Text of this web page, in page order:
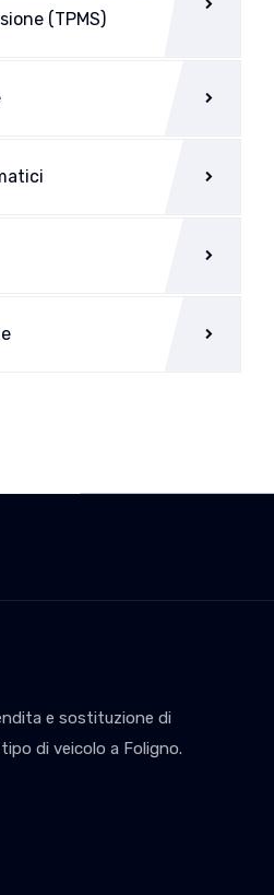
(TPMS)
e sostituzione di
di veicolo a Foligno.